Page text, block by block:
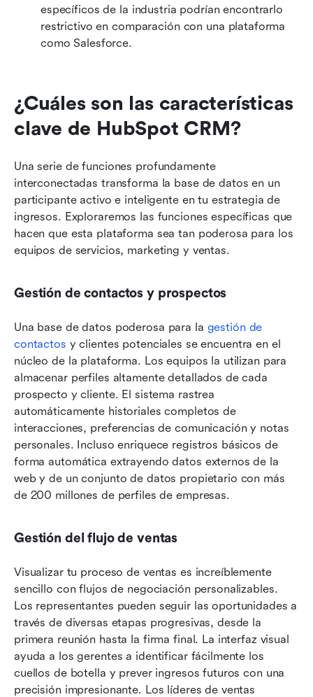
específicos de la industria podrían encontrarlo
restrictivo en comparación con una plataforma
como Salesforce.
¿Cuáles son las características
clave de HubSpot CRM?
Una serie de funciones profundamente
interconectadas transforma la base de datos en un
participante activo e inteligente en tu estrategia de
ingresos. Exploraremos las funciones específicas que
hacen que esta plataforma sea tan poderosa para los
equipos de servicios, marketing y ventas.
Gestión de contactos y prospectos
Una base de datos poderosa para la gestión de
contactos y clientes potenciales se encuentra en el
núcleo de la plataforma. Los equipos la utilizan para
almacenar perfiles altamente detallados de cada
prospecto y cliente. El sistema rastrea
automáticamente historiales completos de
interacciones, preferencias de comunicación y notas
personales. Incluso enriquece registros básicos de
forma automática extrayendo datos externos de la
web y de un conjunto de datos propietario con más
de 200 millones de perfiles de empresas.
Gestión del flujo de ventas
Visualizar tu proceso de ventas es increíblemente
sencillo con flujos de negociación personalizables.
Los representantes pueden seguir las oportunidades a
través de diversas etapas progresivas, desde la
primera reunión hasta la firma final. La interfaz visual
ayuda a los gerentes a identificar fácilmente los
cuellos de botella y prever ingresos futuros con una
precisión impresionante. Los líderes de ventas